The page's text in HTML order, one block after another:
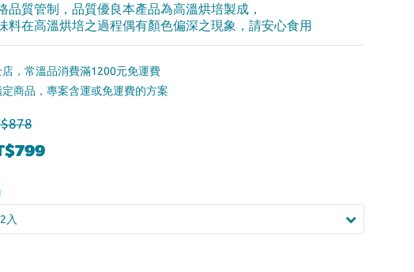
品質管制，品質優良本產品為高溫烘培製成，
料在高溫烘培之過程偶有顏色偏深之現象，請安心食用
店，常溫品消費滿1200元免運費
定商品，專案含運或免運費的方案